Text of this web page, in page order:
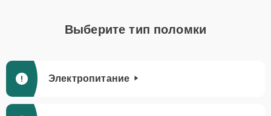
Выберите тип поломки
Электропитание